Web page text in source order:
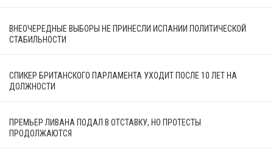
ВНЕОЧЕРЕДНЫЕ ВЫБОРЫ НЕ ПРИНЕСЛИ ИСПАНИИ ПОЛИТИЧЕСКОЙ
СТАБИЛЬНОСТИ
СПИКЕР БРИТАНСКОГО ПАРЛАМЕНТА УХОДИТ ПОСЛЕ 10 ЛЕТ НА
ДОЛЖНОСТИ
ПРЕМЬЕР ЛИВАНА ПОДАЛ В ОТСТАВКУ, НО ПРОТЕСТЫ
ПРОДОЛЖАЮТСЯ